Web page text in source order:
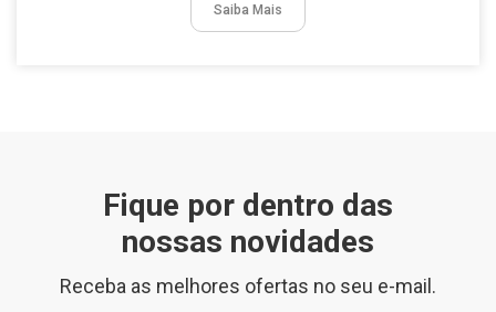
Saiba Mais
Fique por dentro das
nossas novidades
Receba as melhores ofertas no seu e-mail.